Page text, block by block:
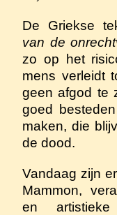
De Griekse
van de
zo op het
mens verleidt
geen afgod te
goed
maken, die
de dood.
Vandaag zijn
Mammon,
en